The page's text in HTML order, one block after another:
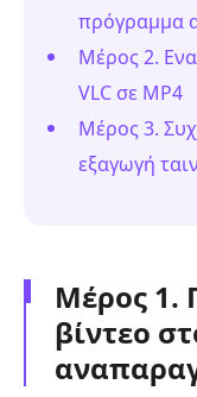
πρόγραμμα
Μέρος 2.
VLC σε MP4
Μέρος 3.
εξαγωγή
Μέρος 1.
βίντεο